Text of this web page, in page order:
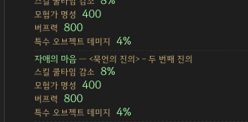
모험가 명성 400
버프력 800
특수 오브젝트 데미지 4%
자애의 마음— <묵언의 진의> - 두 번째 진의
스킬 쿨타임 감소
8%
모험가 명성 400
버프력 800
특수 오브젝트 데미지 4%